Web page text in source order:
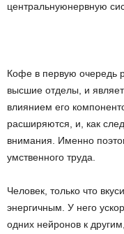
центральную­нервную
Кофе в первую очередь
высшие отделы, и
влиянием его
расширяются, и, как
внимания. Именно
умственного труда.
Человек, только что
энергичным. У него
одних нейронов к